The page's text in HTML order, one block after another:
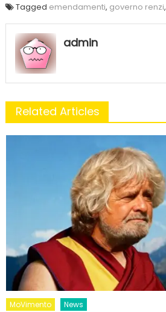
Tagged emendamenti, governo renzi,
admin
Related Articles
MoVimento News